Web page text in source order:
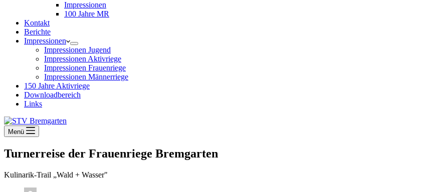
Impressionen
100 Jahre MR
Kontakt
Berichte
Impressionen
Impressionen Jugend
Impressionen Aktivriege
Impressionen Frauenriege
Impressionen Männerriege
150 Jahre Aktivriege
Downloadbereich
Links
Menü
Turnerreise der Frauenriege Bremgarten
Kulinarik-Trail „Wald + Wasser"